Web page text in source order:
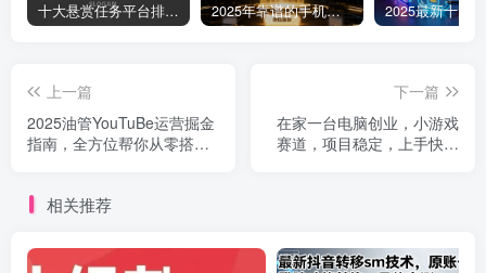
十大悬赏任务平台排行榜（全网最好的悬赏任务平台） 2025年靠谱的手机赚钱app（5款真实可靠可以微信提现的赚钱软件）
上一篇
2025油管YouTuBe运营掘金
指南，全方位帮你从零搭建
下一篇
在家一台电脑创业，小游戏
赛道，项目稳定，上手快门
相关推荐